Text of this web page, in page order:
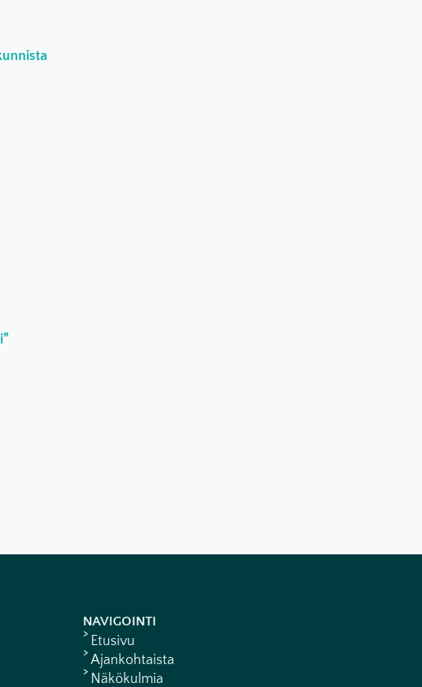
NAVIGOINTI
Etusivu
Ajankohtaista
Näkökulmia